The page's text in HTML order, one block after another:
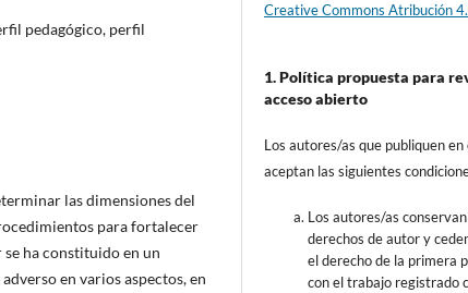
pedagógico, perfil
las dimensiones del
para fortalecer
ha constituido en un
en varios aspectos, en
Creative Commons Atribución
1. Política propuesta para
acceso abierto
Los autores/as que publiquen
aceptan las siguientes
Los autores/as
derechos de autor y
el derecho de la primera
con el trabajo registrado